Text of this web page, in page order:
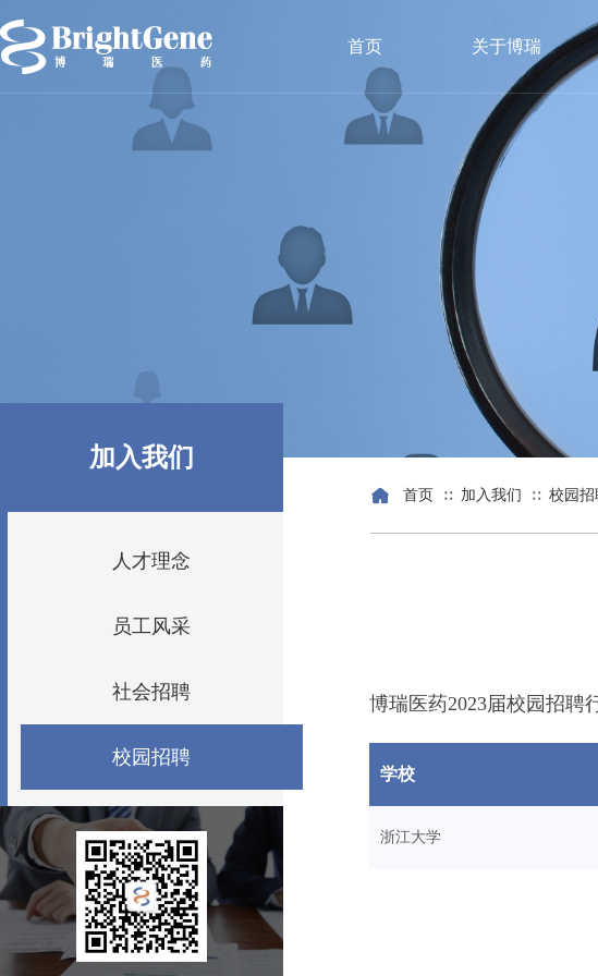
首页 关于博瑞
学校
浙江大学
博瑞医药2023届校园招聘
首页 ∷ 加入我们 ∷ 校园招
人才理念
员工风采
社会招聘
校园招聘
加入我们